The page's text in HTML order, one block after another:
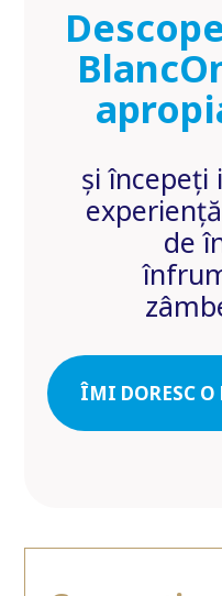
și începeți
de
ÎMI DORESC